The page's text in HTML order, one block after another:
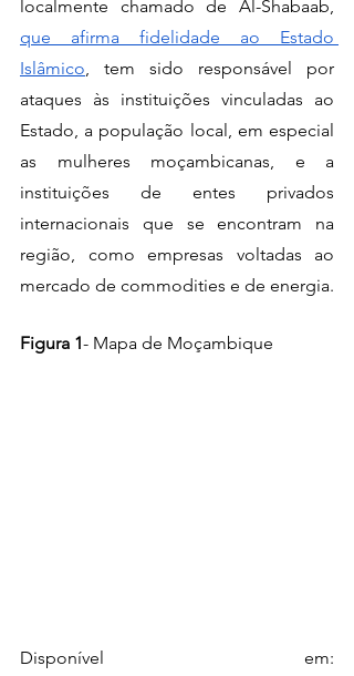
que afirma fidelidade ao Estado
Islâmico, tem sido responsável por
ataques às instituições vinculadas ao
Estado, a população local, em especial
as mulheres moçambicanas, e a
instituições de entes privados
internacionais que se encontram na
região, como empresas voltadas ao
mercado de commodities e de energia.
Figura 1- Mapa de Moçambique
Disponível em: